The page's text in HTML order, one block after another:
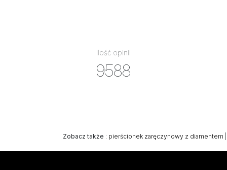
Ilość opinii
9588
Zobacz także : pierścionek zaręczynowy z diamentem